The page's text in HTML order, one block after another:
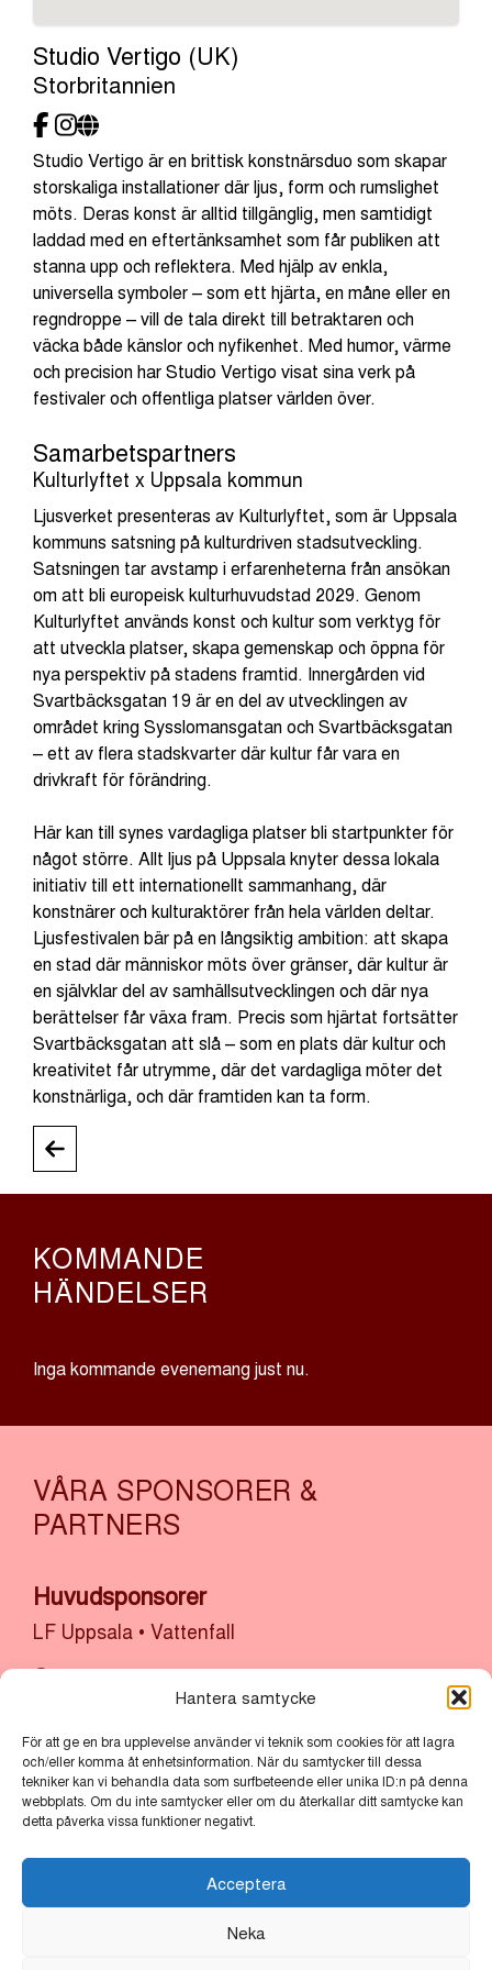
Hantera samtycke
För att ge en bra upplevelse använder vi teknik som cookies för att lagra
och/eller komma åt enhetsinformation. När du samtycker till dessa
tekniker kan vi behandla data som surfbeteende eller unika ID:n på denna
webbplats. Om du inte samtycker eller om du återkallar ditt samtycke kan
detta påverka vissa funktioner negativt.
Acceptera
Neka
Studio Vertigo (UK)
Storbritannien
Studio Vertigo är en brittisk konstnärsduo som skapar
storskaliga installationer där ljus, form och rumslighet
möts. Deras konst är alltid tillgänglig, men samtidigt
laddad med en eftertänksamhet som får publiken att
stanna upp och reflektera. Med hjälp av enkla,
universella symboler – som ett hjärta, en måne eller en
regndroppe – vill de tala direkt till betraktaren och
väcka både känslor och nyfikenhet. Med humor, värme
och precision har Studio Vertigo visat sina verk på
festivaler och offentliga platser världen över.
Samarbetspartners
Kulturlyftet x Uppsala kommun
Ljusverket presenteras av Kulturlyftet, som är Uppsala
kommuns satsning på kulturdriven stadsutveckling.
Satsningen tar avstamp i erfarenheterna från ansökan
om att bli europeisk kulturhuvudstad 2029. Genom
Kulturlyftet används konst och kultur som verktyg för
att utveckla platser, skapa gemenskap och öppna för
nya perspektiv på stadens framtid. Innergården vid
Svartbäcksgatan 19 är en del av utvecklingen av
området kring Sysslomansgatan och Svartbäcksgatan
– ett av flera stadskvarter där kultur får vara en
drivkraft för förändring.
Här kan till synes vardagliga platser bli startpunkter för
något större. Allt ljus på Uppsala knyter dessa lokala
initiativ till ett internationellt sammanhang, där
konstnärer och kulturaktörer från hela världen deltar.
Ljusfestivalen bär på en långsiktig ambition: att skapa
en stad där människor möts över gränser, där kultur är
en självklar del av samhällsutvecklingen och där nya
berättelser får växa fram. Precis som hjärtat fortsätter
Svartbäcksgatan att slå – som en plats där kultur och
kreativitet får utrymme, där det vardagliga möter det
konstnärliga, och där framtiden kan ta form.
KOMMANDE
HÄNDELSER
Inga kommande evenemang just nu.
VÅRA SPONSORER &
PARTNERS
Huvudsponsorer
LF Uppsala • Vattenfall
Akademiska Hus & Uppsala Universitet
Atrium
Ljungberg•Bolander & Co•Bonnier Fastigheter
•Castellum•Cytiva•Kulturlyftet x Uppsala
kommun•Sh Bygg, sten och anläggning x
Uppsala Stadsmission
Scientific•Uppsala Akademiförvaltning•
Uppsala Vatten